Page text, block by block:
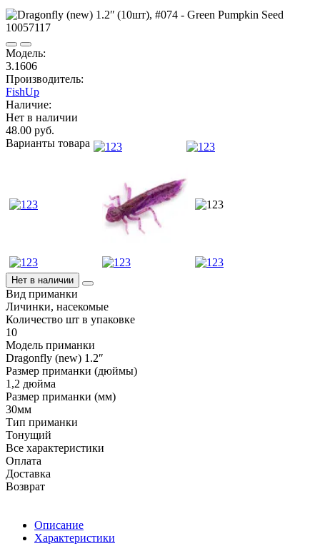
Модель:
3.1606
Производитель:
FishUp
Наличие:
Нет в наличии
48.00 руб.
Варианты товара
Нет в наличии
Вид приманки
Личинки, насекомые
Количество шт в упаковке
10
Модель приманки
Dragonfly (new) 1.2ʺ
Размер приманки (дюймы)
1,2 дюйма
Размер приманки (мм)
30мм
Тип приманки
Тонущий
Все характеристики
Оплата
Доставка
Возврат
Описание
Характеристики